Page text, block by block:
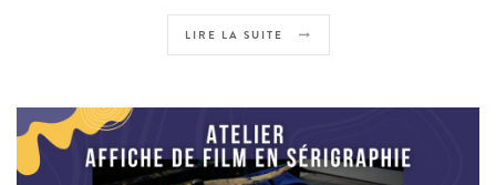
LIRE LA SUITE